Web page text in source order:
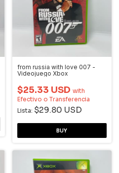
from russia with love 007 -
Videojuego Xbox
$25.33 USD with
Efectivo o Transferencia
Lista: $29.80 USD